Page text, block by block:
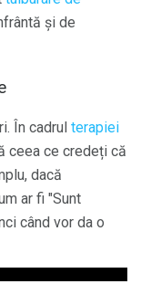
și de
În cadrul terapiei
ceea ce credeți că
dacă
ar fi "Sunt
când vor da o